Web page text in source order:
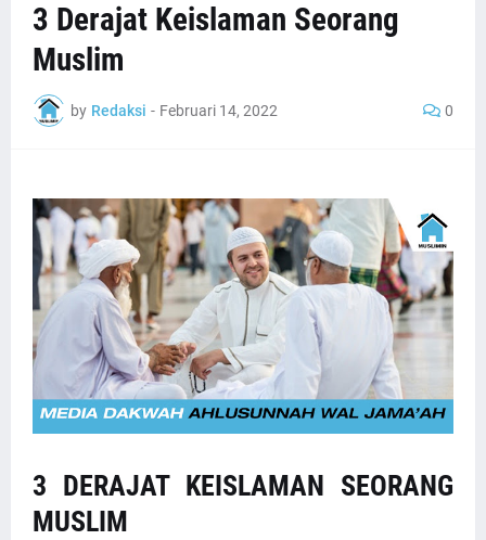
3 Derajat Keislaman Seorang
Muslim
by Redaksi - Februari 14, 2022 0
3 DERAJAT KEISLAMAN SEORANG
MUSLIM